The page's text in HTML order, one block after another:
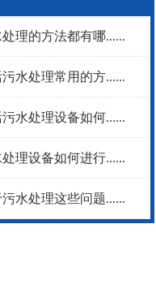
理的方法都有哪......
水处理常用的方......
水处理设备如何......
理设备如何进行......
污水处理这些问题......